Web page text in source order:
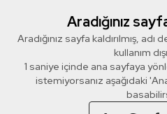
Aradığınız
Aradığınız sayfa kaldırılmış,
kullanım
1 saniye içinde ana sayfaya
istemiyorsanız aşağıdaki